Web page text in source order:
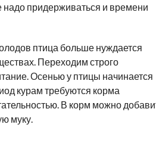
надо придерживаться и времени
птица больше нуждается
Переходим строго
Осенью у птицы начинается
курам требуются корма
В корм можно
муку.